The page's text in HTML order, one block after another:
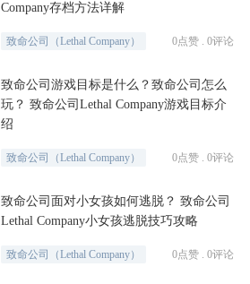
Company存档方法详解
致命公司（Lethal Company） 0点赞 . 0评论
致命公司游戏目标是什么？致命公司怎么
玩？ 致命公司Lethal Company游戏目标介
绍
致命公司（Lethal Company） 0点赞 . 0评论
致命公司面对小女孩如何逃脱？ 致命公司
Lethal Company小女孩逃脱技巧攻略
致命公司（Lethal Company） 0点赞 . 0评论